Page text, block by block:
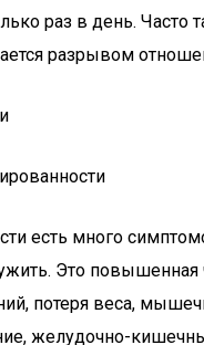
раз в день. Часто
разрывом
есть много
Это повышенная
потеря веса,
желудочно-